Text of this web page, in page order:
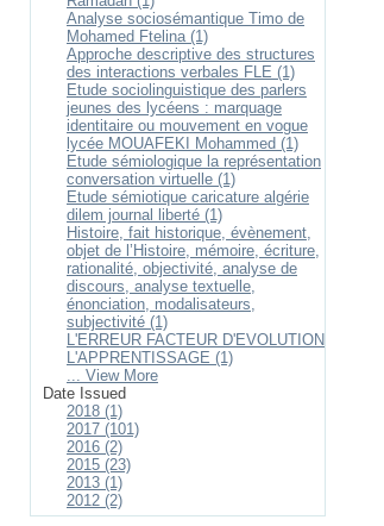
Analyse sociosémantique Timo de
Mohamed Ftelina (1)
Approche descriptive des structures
des interactions verbales FLE (1)
Etude sociolinguistique des parlers
jeunes des lycéens : marquage
identitaire ou mouvement en vogue
lycée MOUAFEKI Mohammed (1)
Etude sémiologique la représentation
conversation virtuelle (1)
Etude sémiotique caricature algérie
dilem journal liberté (1)
Histoire, fait historique, évènement,
objet de l’Histoire, mémoire, écriture,
rationalité, objectivité, analyse de
discours, analyse textuelle,
énonciation, modalisateurs,
subjectivité (1)
L'ERREUR FACTEUR D'EVOLUTION
L'APPRENTISSAGE (1)
... View More
Date Issued
2018 (1)
2017 (101)
2016 (2)
2015 (23)
2013 (1)
2012 (2)